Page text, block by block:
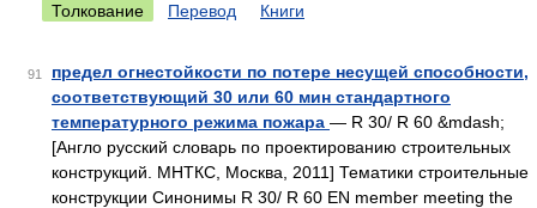
Толкование Перевод Книги
91
предел огнестойкости по потере несущей способности,
соответствующий 30 или 60 мин стандартного
температурного режима пожара — R 30/ R 60 &mdash;
[Англо русский словарь по проектированию строительных
конструкций. МНТКС, Москва, 2011] Тематики строительные
конструкции Синонимы R 30/ R 60 EN member meeting the